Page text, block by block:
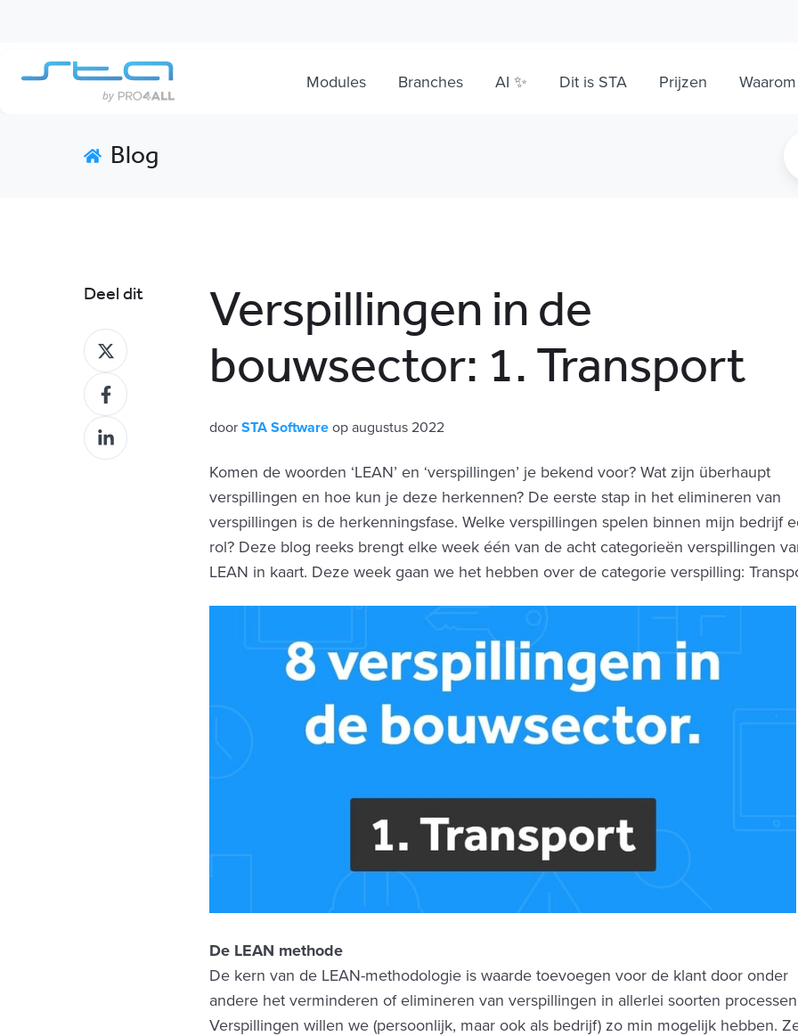
Modules Branches AI ✨ Dit is STA Prijzen
Blog
Deel dit
Deel
op
XDeel
op
Facebook
Deel
op
Verspillingen in de
bouwsector: 1. Transport
doorSTA Software op augustus 2022
Komen de woorden ‘LEAN’ en ‘verspillingen’ je bekend voor? Wat zijn überhaupt
verspillingen en hoe kun je deze herkennen? De eerste stap in het elimineren van
verspillingen is de herkenningsfase. Welke verspillingen spelen binnen mijn bedrijf
rol? Deze blog reeks brengt elke week één van de acht categorieën verspillingen
LEAN in kaart. Deze week gaan we het hebben over de categorie verspilling:
De LEAN methode
De kern van de LEAN-methodologie is waarde toevoegen voor de klant door onder
andere het verminderen of elimineren van verspillingen in allerlei soorten
Verspillingen willen we (persoonlijk, maar ook als bedrijf) zo min mogelijk hebben.